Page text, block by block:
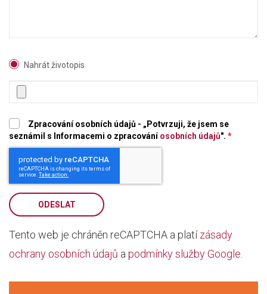
Nahrát životopis
Zpracování osobních údajů - „Potvrzuji, že jsem se
seznámil s Informacemi o zpracováníosobních údajů". *
ODESLAT
Tento web je chráněn reCAPTCHA a platízásady
ochrany osobních údajů a podmínky služby Google